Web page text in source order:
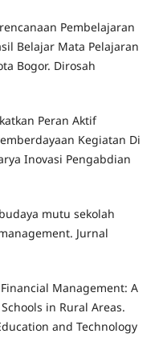
Pembelajaran
Belajar Mata Pelajaran
Bogor. Dirosah
Peran Aktif
Kegiatan Di
Inovasi Pengabdian
mutu sekolah
Jurnal
Management: A
in Rural Areas.
and Technology